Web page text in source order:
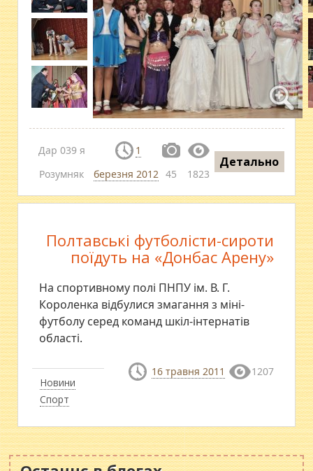
Дар 039 я
Розумняк
1
березня 2012 45 1823
Детально
Новини
Спорт
Полтавські футболісти-сироти
поїдуть на «Донбас Арену»
На спортивному полі ПНПУ ім. В. Г.
Короленка відбулися змагання з міні-
футболу серед команд шкіл-інтернатів
області.
16 травня 2011 1207